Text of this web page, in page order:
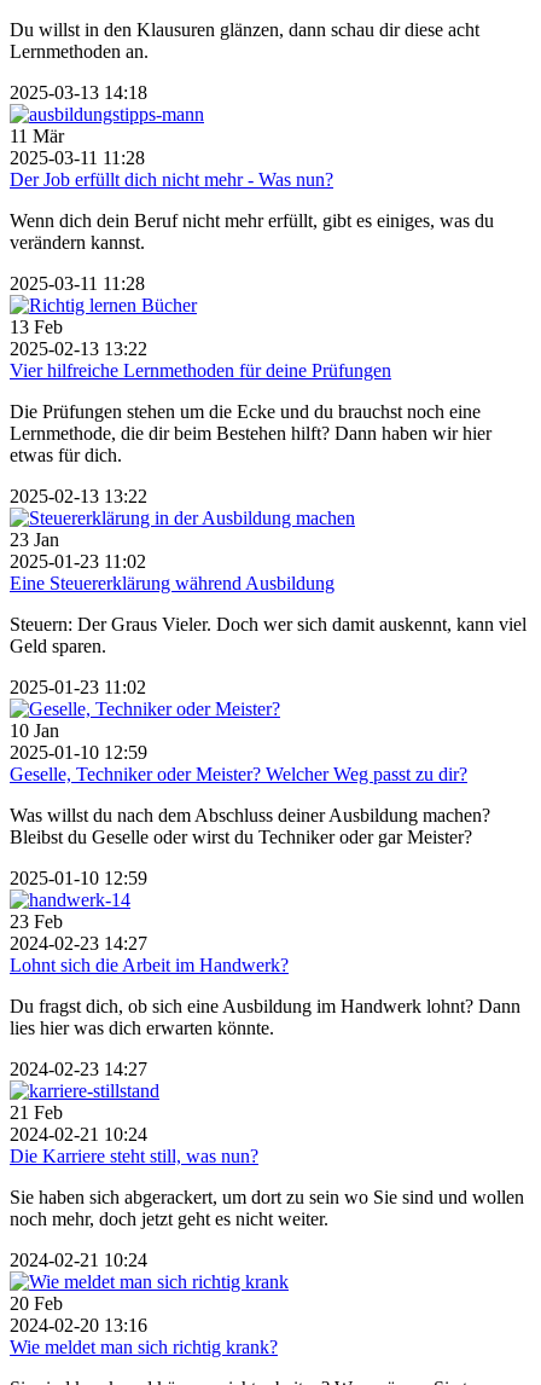
Du willst in den Klausuren glänzen, dann schau dir diese acht
Lernmethoden an.
2025-03-13 14:18
11 Mär
2025-03-11 11:28
Der Job erfüllt dich nicht mehr - Was nun?
Wenn dich dein Beruf nicht mehr erfüllt, gibt es einiges, was du
verändern kannst.
2025-03-11 11:28
13 Feb
2025-02-13 13:22
Vier hilfreiche Lernmethoden für deine Prüfungen
Die Prüfungen stehen um die Ecke und du brauchst noch eine
Lernmethode, die dir beim Bestehen hilft? Dann haben wir hier
etwas für dich.
2025-02-13 13:22
23 Jan
2025-01-23 11:02
Eine Steuererklärung während Ausbildung
Steuern: Der Graus Vieler. Doch wer sich damit auskennt, kann viel
Geld sparen.
2025-01-23 11:02
10 Jan
2025-01-10 12:59
Geselle, Techniker oder Meister? Welcher Weg passt zu dir?
Was willst du nach dem Abschluss deiner Ausbildung machen?
Bleibst du Geselle oder wirst du Techniker oder gar Meister?
2025-01-10 12:59
23 Feb
2024-02-23 14:27
Lohnt sich die Arbeit im Handwerk?
Du fragst dich, ob sich eine Ausbildung im Handwerk lohnt? Dann
lies hier was dich erwarten könnte.
2024-02-23 14:27
21 Feb
2024-02-21 10:24
Die Karriere steht still, was nun?
Sie haben sich abgerackert, um dort zu sein wo Sie sind und wollen
noch mehr, doch jetzt geht es nicht weiter.
2024-02-21 10:24
20 Feb
2024-02-20 13:16
Wie meldet man sich richtig krank?